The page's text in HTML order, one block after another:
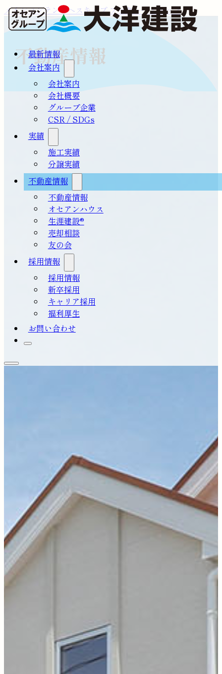
メインコンテンツへスキップフッターへスキップ
最新情報
会社案内
会社案内
会社概要
グループ企業
CSR / SDGs
実績
施工実績
分譲実績
不動産情報
不動産情報
オセアンハウス
生涯建設®
売却相談
友の会
採用情報
採用情報
新卒採用
キャリア採用
福利厚生
お問い合わせ
不動産情報